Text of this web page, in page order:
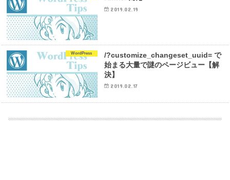
2019.02.19
WordPress
/?customize_changeset_uuid= で
始まる大量で謎のページビュー【解
決】
2019.02.17